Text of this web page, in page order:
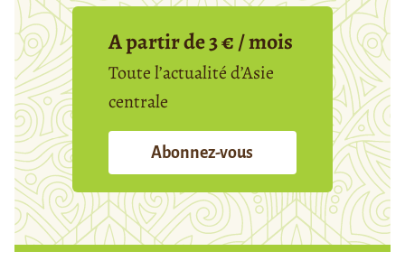
A partir de 3 € / mois
Toute l’actualité d’Asie
centrale
Abonnez-vous